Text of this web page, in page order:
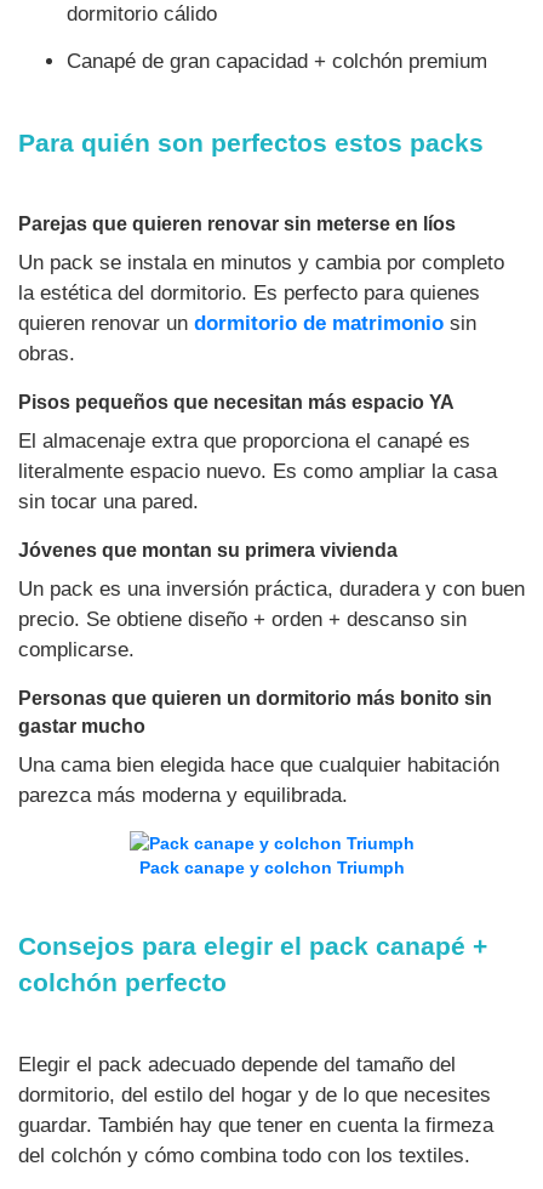
dormitorio cálido
Canapé de gran capacidad + colchón premium
Para quién son perfectos estos packs
Parejas que quieren renovar sin meterse en líos
Un pack se instala en minutos y cambia por completo
la estética del dormitorio. Es perfecto para quienes
quieren renovar un dormitorio de matrimonio sin
obras.
Pisos pequeños que necesitan más espacio YA
El almacenaje extra que proporciona el canapé es
literalmente espacio nuevo. Es como ampliar la casa
sin tocar una pared.
Jóvenes que montan su primera vivienda
Un pack es una inversión práctica, duradera y con buen
precio. Se obtiene diseño + orden + descanso sin
complicarse.
Personas que quieren un dormitorio más bonito sin
gastar mucho
Una cama bien elegida hace que cualquier habitación
parezca más moderna y equilibrada.
Pack canape y colchon Triumph
Consejos para elegir el pack canapé +
colchón perfecto
Elegir el pack adecuado depende del tamaño del
dormitorio, del estilo del hogar y de lo que necesites
guardar. También hay que tener en cuenta la firmeza
del colchón y cómo combina todo con los textiles.